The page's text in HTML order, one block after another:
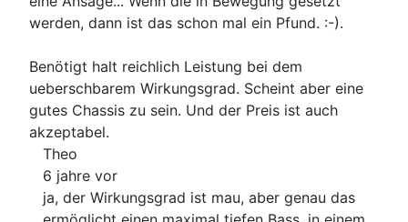
werden, dann ist das schon mal ein Pfund. :-).
Benötigt halt reichlich Leistung bei dem
ueberschbarem Wirkungsgrad. Scheint aber eine
gutes Chassis zu sein. Und der Preis ist auch
akzeptabel.
Theo
6 jahre vor
ja, der Wirkungsgrad ist mau, aber genau das